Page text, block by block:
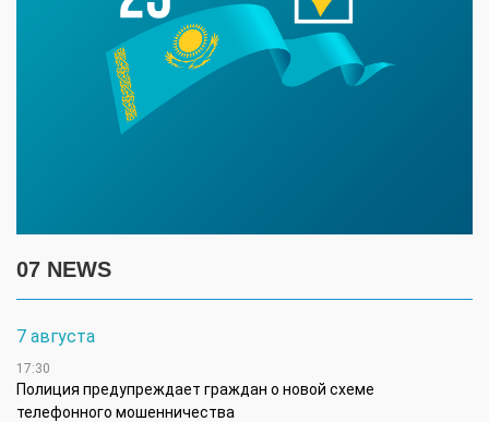
07 NEWS
7 августа
17:30
Полиция предупреждает граждан о новой схеме
телефонного мошенничества